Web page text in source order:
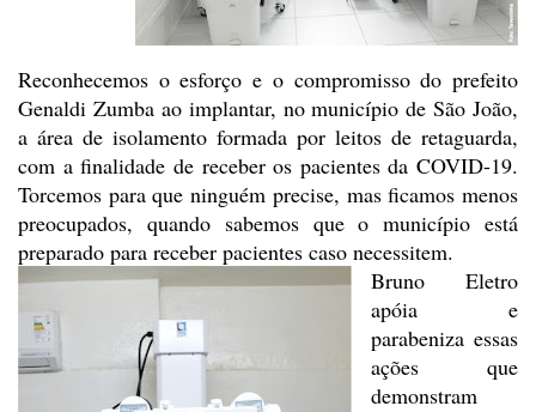
Reconhecemos o esforço e ocompromisso do prefeito
Genaldi Zumba ao implantar, no município de São João,
a área de isolamento formada por leitos de retaguarda,
com a finalidade dereceber os pacientes da COVID-19.
Torcemos para que ninguém precise, masficamos menos
preocupados, quando sabemos que o município está
preparado para receber pacientes caso necessitem.
Bruno Eletro
apóia e
parabeniza essas
ações que
demonstram